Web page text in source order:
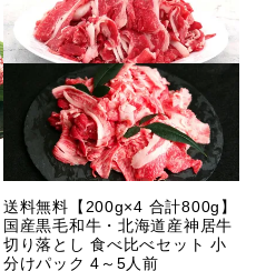
送料無料【200g×4 合計800g】
国産黒毛和牛・北海道産神居牛
切り落とし 食べ比べセット 小
分けパック 4～5人前